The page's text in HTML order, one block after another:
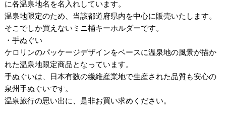
に各温泉地名を名入れしています。
温泉地限定のため、当該都道府県内を中心に販売いたします。
そこでしか買えないミニ桶キーホルダーです。
・手ぬぐい
ケロリンのパッケージデザインをベースに温泉地の風景が描か
れた温泉地限定商品となっています。
手ぬぐいは、日本有数の繊維産業地で生産された品質も安心の
泉州手ぬぐいです。
温泉旅行の思い出に、是非お買い求めください。